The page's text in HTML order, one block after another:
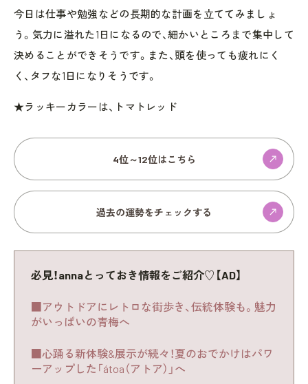
今日は仕事や勉強などの長期的な計画を立ててみましょ
う。気力に溢れた1日になるので、細かいところまで集中して
決めることができそうです。また、頭を使っても疲れにく
く、タフな1日になりそうです。
★ラッキーカラーは、トマトレッド
4位～12位はこちら
過去の運勢をチェックする
必見！annaとっておき情報をご紹介♡【AD】
■アウトドアにレトロな街歩き、伝統体験も。魅力
がいっぱいの青梅へ
■心踊る新体験&展示が続々！夏のおでかけはパワ
ーアップした「átoa（アトア）」へ